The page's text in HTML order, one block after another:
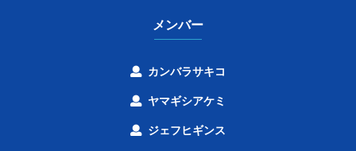
メンバー
カンバラサキコ
ヤマギシアケミ
ジェフヒギンス